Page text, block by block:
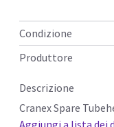
Condizione
Produttore
Descrizione
Cranex Spare
Aggiungi a lista dei